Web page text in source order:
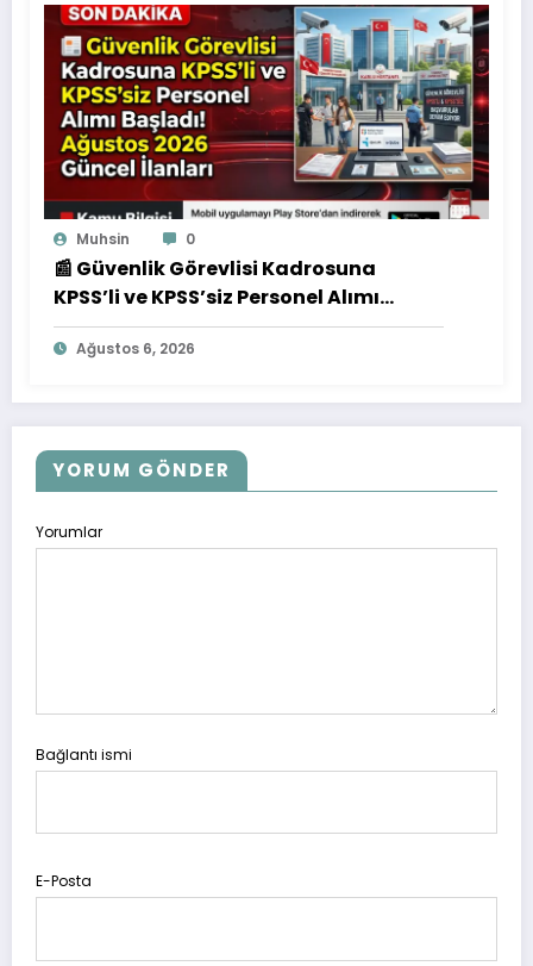
Muhsin 0
📰 Güvenlik Görevlisi Kadrosuna
KPSS’li ve KPSS’siz Personel Alımı
Başladı! Ağustos 2026 Güncel İlanları
Ağustos 6, 2026
YORUM GÖNDER
Yorumlar
Bağlantı ismi
E-Posta